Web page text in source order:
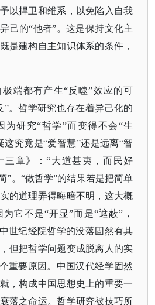
以捍卫和维系，以免陷入自我
己的“他者”。这是保持文化主
是建构自主知识体系的条件，
端都有产生“反噬”效应的可
”。哲学研究也存在着异己化的
为研究“哲学”而变得不会“生
这究竟是“爱智慧”还是远离“智
三章》：“大道甚夷，而民好
”。“做哲学”的结果若是把简单
的道理弄得晦暗不明，这大概
它不是“开显”而是“遮蔽”，
世纪经院哲学的没落固然有其
但把哲学问题变成脱离人的实
重要原因。中国汉代经学固然
，构成中国思想史上的重要一
落之命运。哲学研究被技巧所